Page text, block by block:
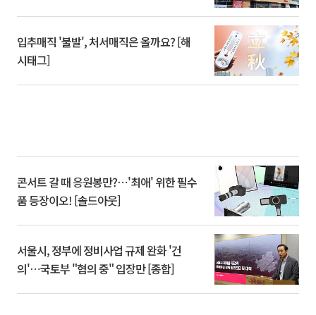
입추매직 '불발', 처서매직은 올까요? [해
시태그]
콘서트 갈 때 응원봉만?⋯'최애' 위한 필수
품 등장이오! [솔드아웃]
서울시, 정부에 정비사업 규제 완화 '건
의'⋯국토부 "협의 중" 입장만 [종합]